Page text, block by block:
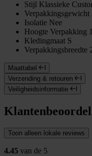
Stijl Klassieke
Verpakkingsgewicht
Isolatie Nee
Hoogte Verpakking
Kledingmaat S
Verpakkingsbreedte
Maattabel
Verzending & retouren
Veiligheidsinformatie
Toon alleen lokale reviews
4.45 van de 5